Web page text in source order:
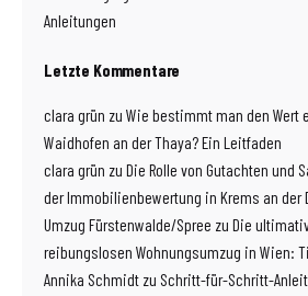
Anleitungen
Letzte Kommentare
clara grün zu Wie bestimmt man den Wert
Waidhofen an der Thaya? Ein Leitfaden
clara grün zu Die Rolle von Gutachten und
der Immobilienbewertung in Krems an der
Umzug Fürstenwalde/Spree zu Die
reibungslosen Wohnungsumzug in Wien:
Annika Schmidt zu Schritt-für-Schritt-